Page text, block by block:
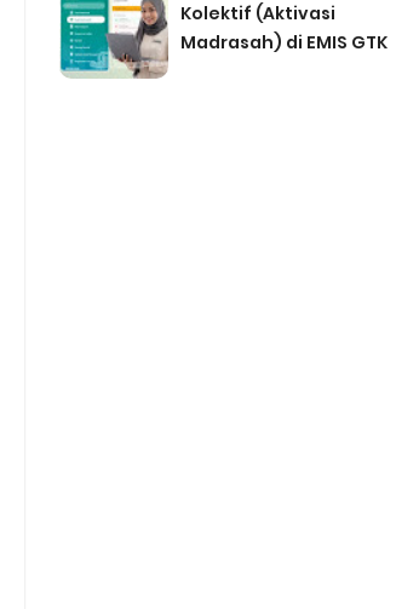
Kolektif (Aktivasi
Madrasah) di EMIS GTK